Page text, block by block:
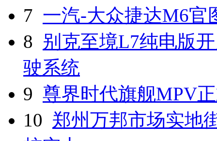
7 一汽-大众捷达M6官
8 别克至境L7纯电版
驶系统
9 尊界时代旗舰MPV
10 郑州万邦市场实地